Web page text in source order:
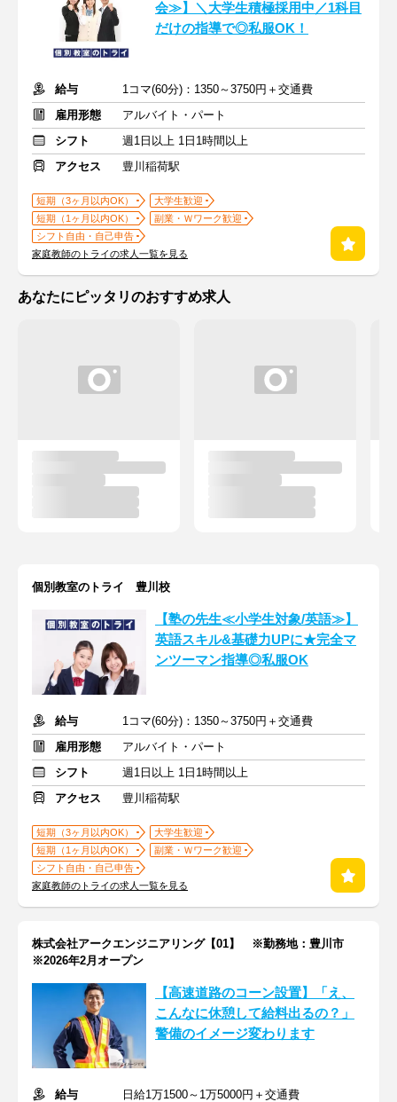
会≫】＼大学生積極採用中／1科目
だけの指導で◎私服OK！
給与
1コマ(60分)：1350～3750円＋交通費
雇用形態
アルバイト・パート
シフト
週1日以上 1日1時間以上
アクセス
豊川稲荷駅
短期（3ヶ月以内OK）
大学生歓迎
短期（1ヶ月以内OK）
副業・Ｗワーク歓迎
シフト自由・自己申告
家庭教師のトライの求人一覧を見る
あなたにピッタリのおすすめ求人
個別教室のトライ 豊川校
【塾の先生≪小学生対象/英語≫】
英語スキル&基礎力UPに★完全マ
ンツーマン指導◎私服OK
給与
1コマ(60分)：1350～3750円＋交通費
雇用形態
アルバイト・パート
シフト
週1日以上 1日1時間以上
アクセス
豊川稲荷駅
短期（3ヶ月以内OK）
大学生歓迎
短期（1ヶ月以内OK）
副業・Ｗワーク歓迎
シフト自由・自己申告
家庭教師のトライの求人一覧を見る
株式会社アークエンジニアリング【01】 ※勤務地：豊川市
※2026年2月オープン
【高速道路のコーン設置】「え、
こんなに休憩して給料出るの？」
警備のイメージ変わります
給与 日給1万1500～1万5000円＋交通費